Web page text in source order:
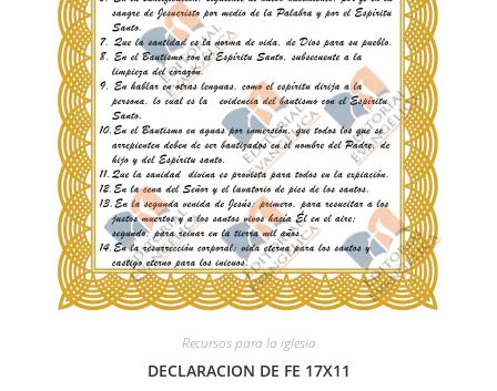
Recursos para la iglesia
DECLARACION DE FE 17X11